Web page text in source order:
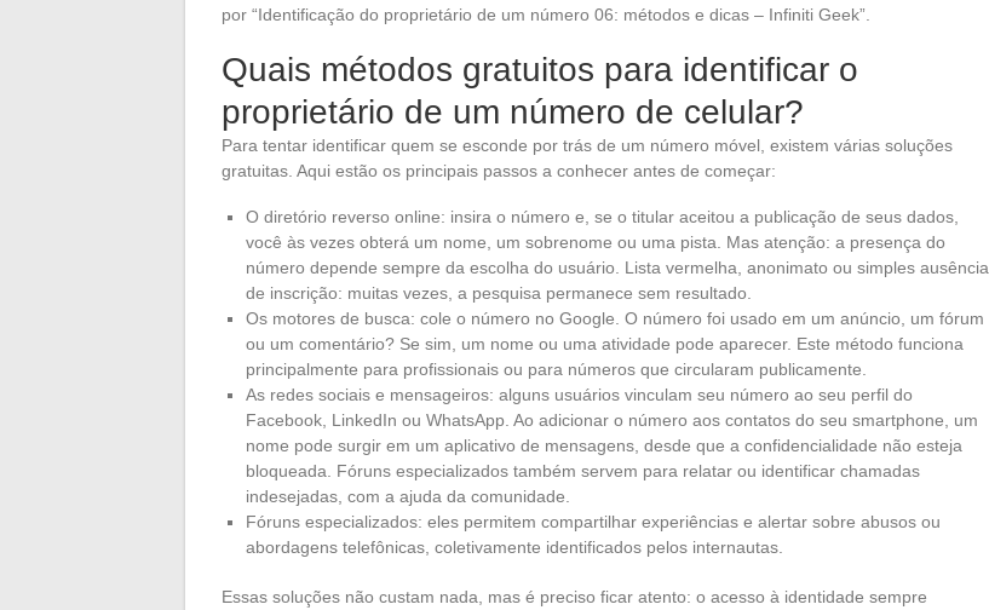
por “Identificação do proprietário de um número 06: métodos e dicas – Infiniti Geek”.
Quais métodos gratuitos para identificar o
proprietário de um número de celular?
Para tentar identificar quem se esconde por trás de um número móvel, existem várias soluções
gratuitas. Aqui estão os principais passos a conhecer antes de começar:
O diretório reverso online: insira o número e, se o titular aceitou a publicação de seus dados,
você às vezes obterá um nome, um sobrenome ou uma pista. Mas atenção: a presença do
número depende sempre da escolha do usuário. Lista vermelha, anonimato ou simples ausência
de inscrição: muitas vezes, a pesquisa permanece sem resultado.
Os motores de busca: cole o número no Google. O número foi usado em um anúncio, um fórum
ou um comentário? Se sim, um nome ou uma atividade pode aparecer. Este método funciona
principalmente para profissionais ou para números que circularam publicamente.
As redes sociais e mensageiros: alguns usuários vinculam seu número ao seu perfil do
Facebook, LinkedIn ou WhatsApp. Ao adicionar o número aos contatos do seu smartphone, um
nome pode surgir em um aplicativo de mensagens, desde que a confidencialidade não esteja
bloqueada. Fóruns especializados também servem para relatar ou identificar chamadas
indesejadas, com a ajuda da comunidade.
Fóruns especializados: eles permitem compartilhar experiências e alertar sobre abusos ou
abordagens telefônicas, coletivamente identificados pelos internautas.
Essas soluções não custam nada, mas é preciso ficar atento: o acesso à identidade sempre